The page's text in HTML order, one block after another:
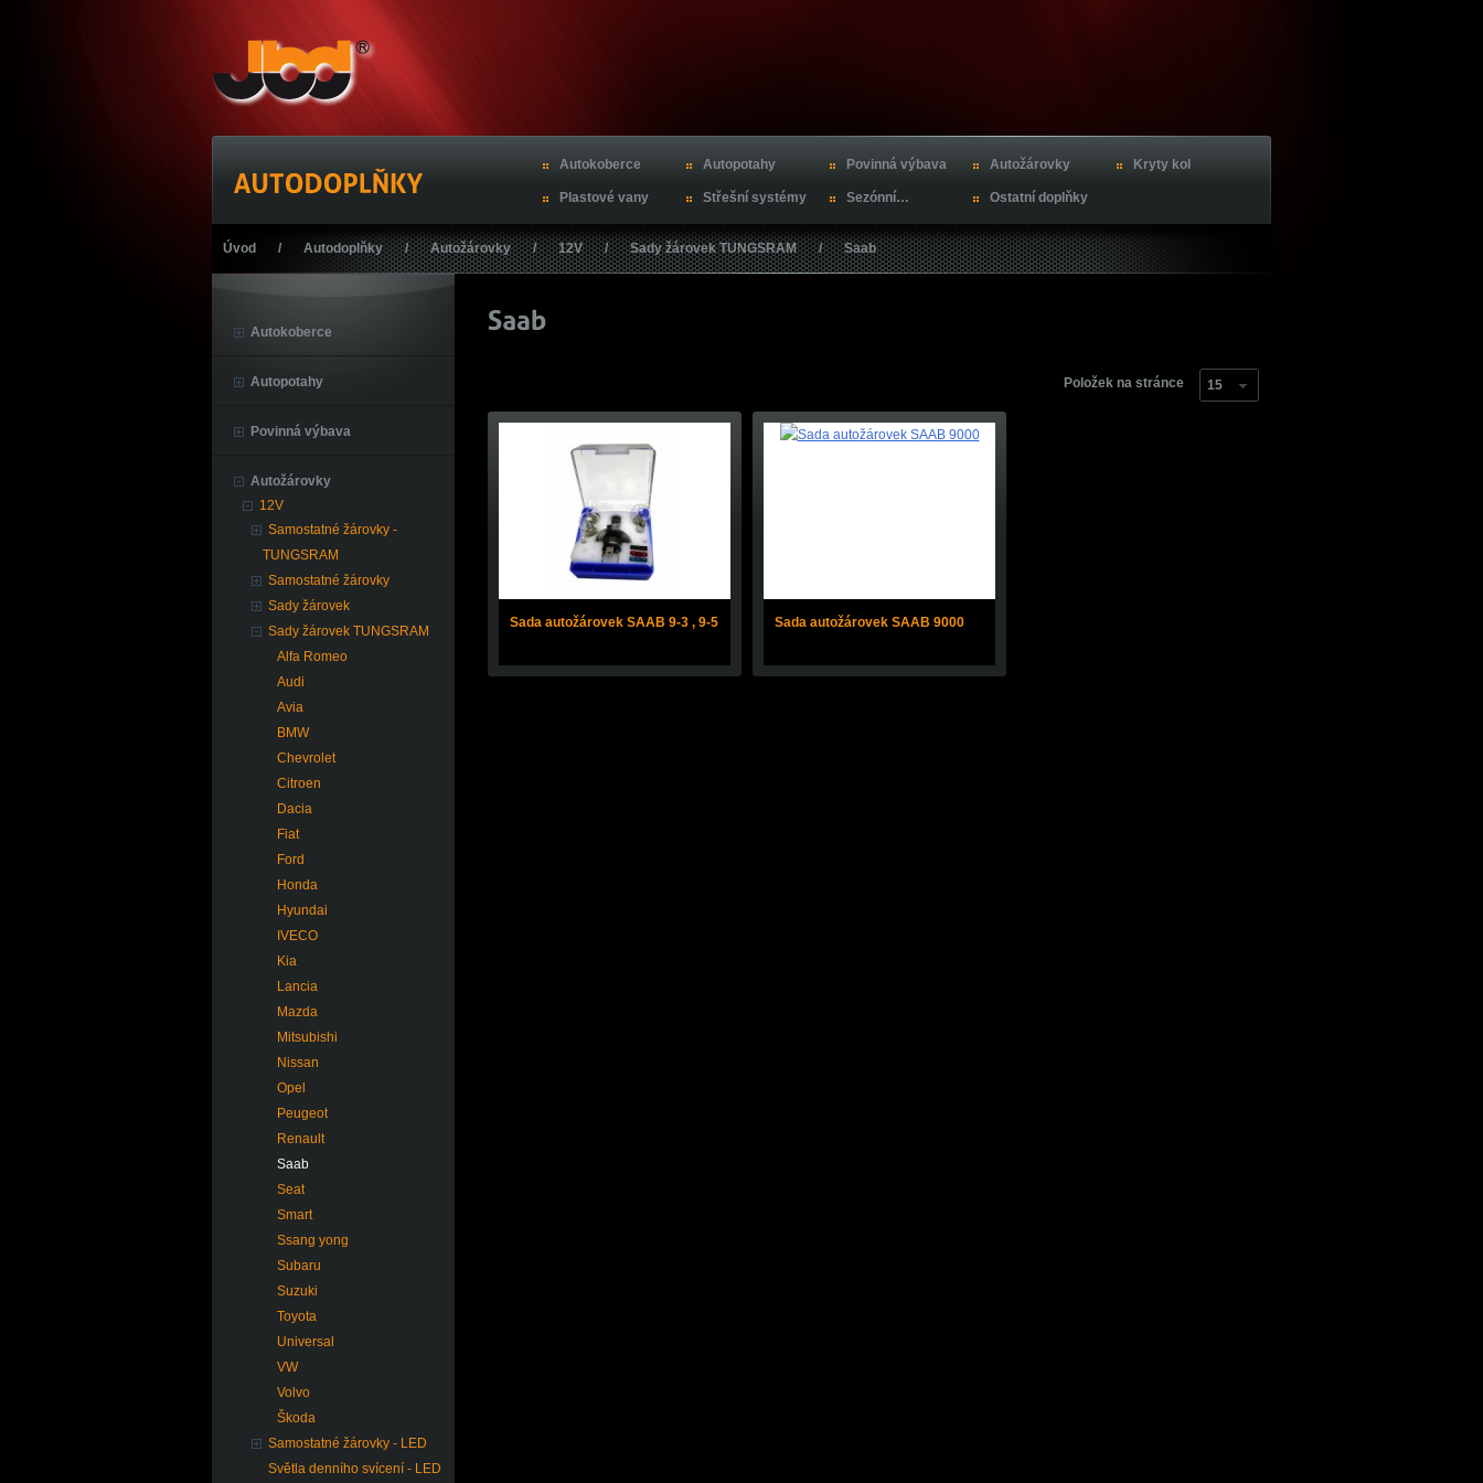
Autokoberce Autopotahy Povinná výbava Autožárovky Kryty kol
Plastové vany Střešní systémy Sezónní… Ostatní doplňky
Úvod / Autodoplňky / Autožárovky / 12V / Sady žárovek TUNGSRAM / Saab
Autokoberce
Autopotahy
Povinná výbava
Autožárovky
12V
Samostatné žárovky -
TUNGSRAM
Samostatné žárovky
Sady žárovek
Sady žárovek TUNGSRAM
Alfa Romeo
Audi
Avia
BMW
Chevrolet
Citroen
Dacia
Fiat
Ford
Honda
Hyundai
IVECO
Kia
Lancia
Mazda
Mitsubishi
Nissan
Opel
Peugeot
Renault
Saab
Seat
Smart
Ssang yong
Subaru
Suzuki
Toyota
Universal
VW
Volvo
Škoda
Samostatné žárovky - LED
Světla denního svícení - LED
Položek na stránce 15
Sada autožárovek SAAB 9-3 , 9-5 Sada autožárovek SAAB 9000